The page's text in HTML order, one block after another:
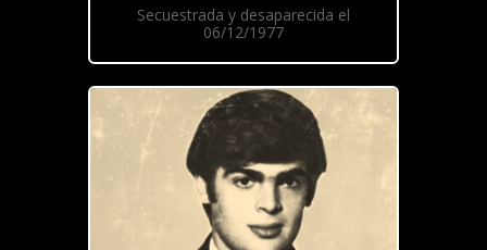
Secuestrada y desaparecida el
06/12/1977